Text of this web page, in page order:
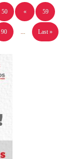
50 « 59
90 Last »